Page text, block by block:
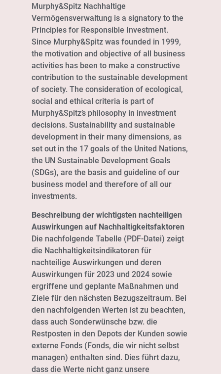
Murphy&Spitz Nachhaltige
Vermögensverwaltung is a signatory to the
Principles for Responsible Investment.
Since Murphy&Spitz was founded in 1999,
the motivation and objective of all business
activities has been to make a constructive
contribution to the sustainable development
of society. The consideration of ecological,
social and ethical criteria is part of
Murphy&Spitz’s philosophy in investment
decisions. Sustainability and sustainable
development in their many dimensions, as
set out in the 17 goals of the United Nations,
the UN Sustainable Development Goals
(SDGs), are the basis and guideline of our
business model and therefore of all our
investments.
Beschreibung der wichtigsten nachteiligen
Auswirkungen auf Nachhaltigkeitsfaktoren
Die nachfolgende Tabelle (PDF-Datei) zeigt
die Nachhaltigkeitsindikatoren für
nachteilige Auswirkungen und deren
Auswirkungen für 2023 und 2024 sowie
ergriffene und geplante Maßnahmen und
Ziele für den nächsten Bezugszeitraum. Bei
den nachfolgenden Werten ist zu beachten,
dass auch Sonderwünsche bzw. die
Restposten in den Depots der Kunden sowie
externe Fonds (Fonds, die wir nicht selbst
managen) enthalten sind. Dies führt dazu,
dass die Werte nicht ganz unsere